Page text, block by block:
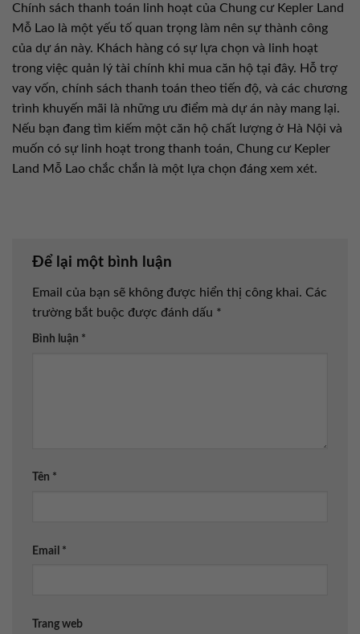
Chính sách thanh toán linh hoạt của Chung cư Kepler Land
Mỗ Lao là một yếu tố quan trọng làm nên sự thành công
của dự án này. Khách hàng có sự lựa chọn và linh hoạt
trong việc quản lý tài chính khi mua căn hộ tại đây. Hỗ trợ
vay vốn, chính sách thanh toán theo tiến độ, và các chương
trình khuyến mãi là những ưu điểm mà dự án này mang lại.
Nếu bạn đang tìm kiếm một căn hộ chất lượng ở Hà Nội và
muốn có sự linh hoạt trong thanh toán, Chung cư Kepler
Land Mỗ Lao chắc chắn là một lựa chọn đáng xem xét.
Để lại một bình luận
Email của bạn sẽ không được hiển thị công khai. Các
trường bắt buộc được đánh dấu *
Bình luận *
Tên *
Email *
Trang web